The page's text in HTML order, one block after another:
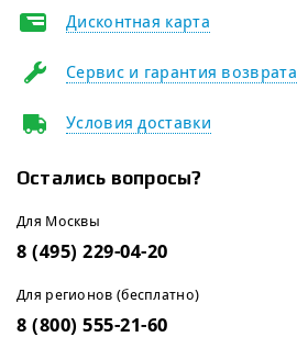
Дисконтная карта
Сервис и гарантия возврата
Условия доставки
Остались вопросы?
Для Москвы
8 (495) 229-04-20
Для регионов (бесплатно)
8 (800) 555-21-60